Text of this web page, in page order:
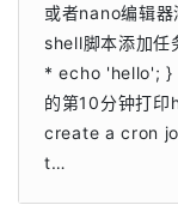
或者nano编辑
shell脚本添加
* echo 'hello'; }
的第10分钟打
create a cron
t…